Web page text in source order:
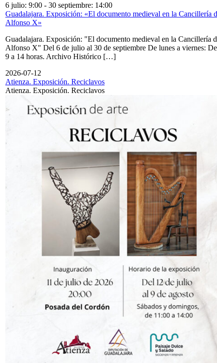
6 julio: 9:00 - 30 septiembre: 14:00
Guadalajara. Exposición: «El documento medieval en la Cancillería
Alfonso X»
Guadalajara. Exposición: "El documento medieval en la Cancillería
Alfonso X" Del 6 de julio al 30 de septiembre De lunes a viernes: De
9 a 14 horas. Archivo Histórico […]
2026-07-12
Atienza. Exposición. Reciclavos
Atienza. Exposición. Reciclavos